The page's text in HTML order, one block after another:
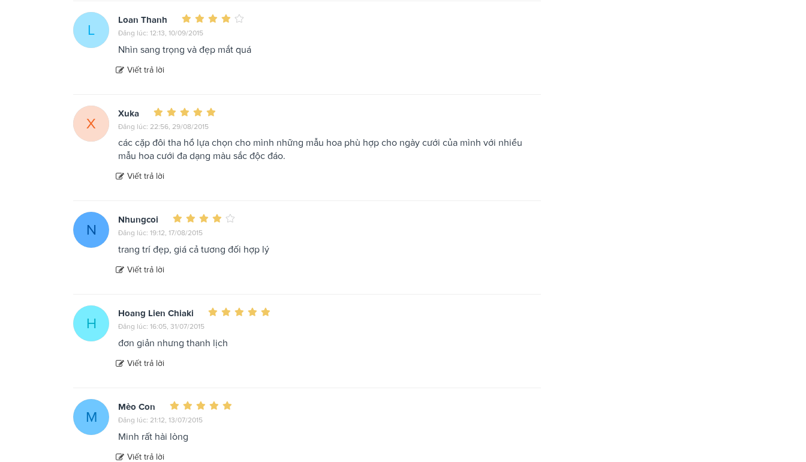
L
Loan Thanh
Đăng lúc: 12:13, 10/09/2015
Nhìn sang trọng và đẹp mắt quá
Viết trả lời
X
Xuka
Đăng lúc: 22:56, 29/08/2015
các cặp đôi tha hồ lựa chọn cho mình những mẫu hoa phù hợp cho ngày cưới của mình với nhiều
mẫu hoa cưới đa dạng màu sắc độc đáo.
Viết trả lời
N
Nhungcoi
Đăng lúc: 19:12, 17/08/2015
trang trí đẹp, giá cả tương đối hợp lý
Viết trả lời
H
Hoang Lien Chiaki
Đăng lúc: 16:05, 31/07/2015
đơn giản nhưng thanh lịch
Viết trả lời
M
Mèo Con
Đăng lúc: 21:12, 13/07/2015
Minh rất hài lòng
Viết trả lời